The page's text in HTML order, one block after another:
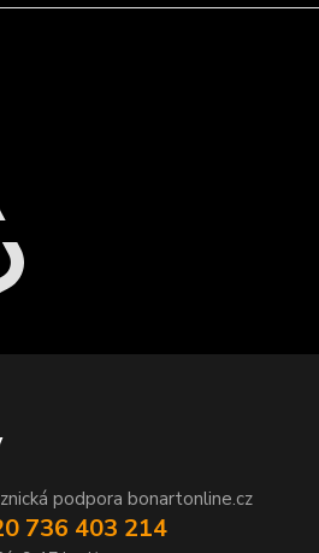
podpora bonartonline.cz
736 403 214